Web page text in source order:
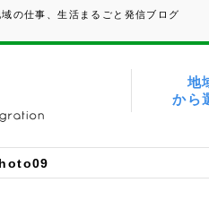
の仕事、生活まるごと発信ブログ
地
から